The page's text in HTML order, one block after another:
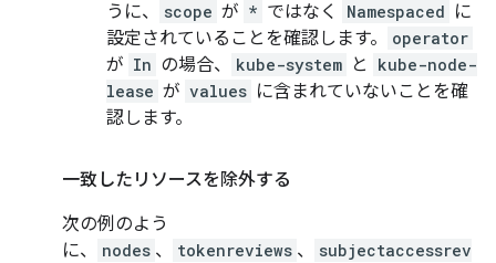
うに、
scope が * ではなく Namespaced に
設定されていることを確認します。
operator
が In の場合、 kube-system と
kube-node-
lease が values に含まれていないことを確
認します。
一致したリソースを除外する
次の例のよう
に、
nodes 、 tokenreviews 、
subjectaccessrev